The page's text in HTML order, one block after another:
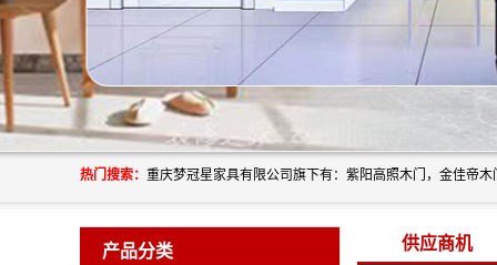
热门搜索：
产品分类 供应商机